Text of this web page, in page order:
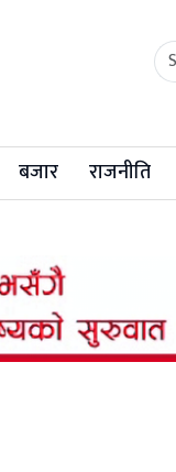
बजार राजनीति